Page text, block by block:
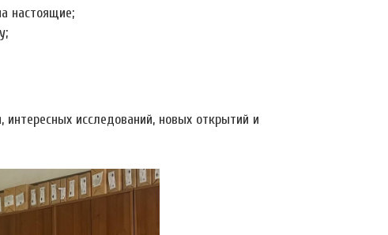
настоящие;
исследований, новых открытий и